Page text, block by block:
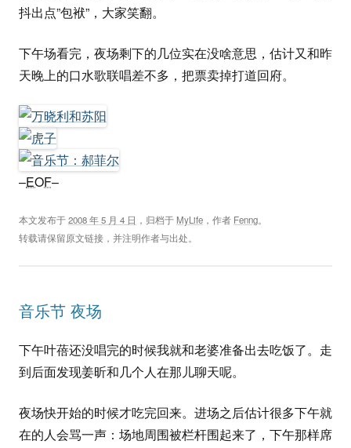
抖出点”包袱”，大家笑翻。
下午场看完，夜场剩下的几位实在没啥意思，估计又和昨
天晚上的口水歌联唱差不多，把票卖掉打道回府。
–EOF–
本文发布于2008 年 5 月 4 日 ，归档于 MyLife ，作者 Fenng。
转载请保留原文链接，并注明作者与出处。
音乐节 夜场
下午叶蓓还没唱完的时候我就和老婆准备出去吃饭了。走
到后面发现姜昕和几个人在那儿聊天呢。
夜场快开始的时候才吃完回来。进场之后估计很多下午就
在的人会骂一声：场地周围被栏杆围起来了，下午那样席